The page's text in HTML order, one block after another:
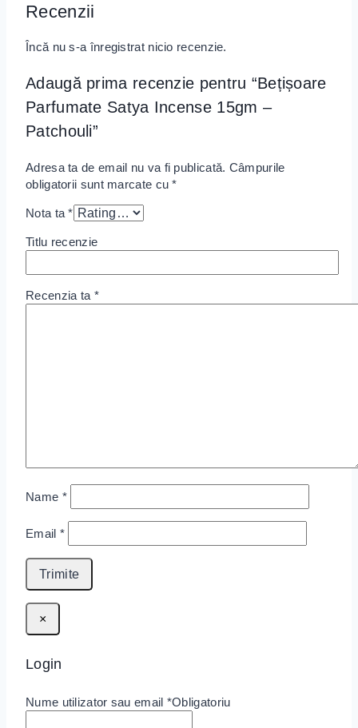
Recenzii
Încă nu s-a înregistrat nicio recenzie.
Adaugă prima recenzie pentru “Bețișoare
Parfumate Satya Incense 15gm –
Patchouli”
Adresa ta de email nu va fi publicată. Câmpurile
obligatorii sunt marcate cu*
Nota ta*
Titlu recenzie
Recenzia ta *
Name *
Email *
×
Login
Nume utilizator sau email *Obligatoriu